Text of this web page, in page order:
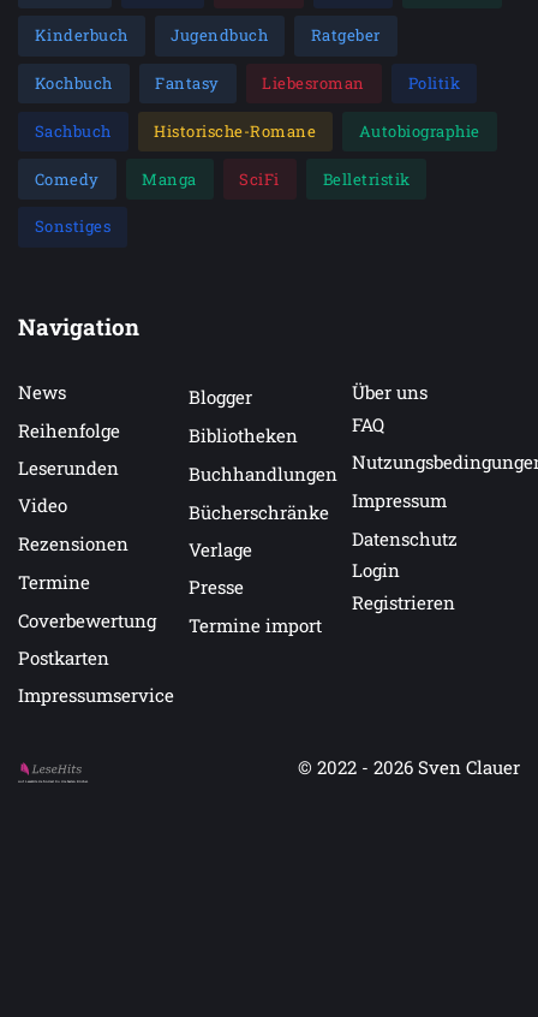
Kinderbuch Jugendbuch Ratgeber
Kochbuch Fantasy Liebesroman Politik
Sachbuch Historische-Romane Autobiographie
Comedy Manga SciFi Belletristik
Sonstiges
Navigation
News
Reihenfolge
Leserunden
Video
Rezensionen
Termine
Coverbewertung
Postkarten
Impressumservice
Blogger
Bibliotheken
Buchhandlungen
Bücherschränke
Verlage
Presse
Termine import
Über uns
FAQ
Impressum
Datenschutz
Login
Registrieren
Auf LeseHits.de findest Du die besten Bücher.
© 2022 - 2026 Sven Clauer